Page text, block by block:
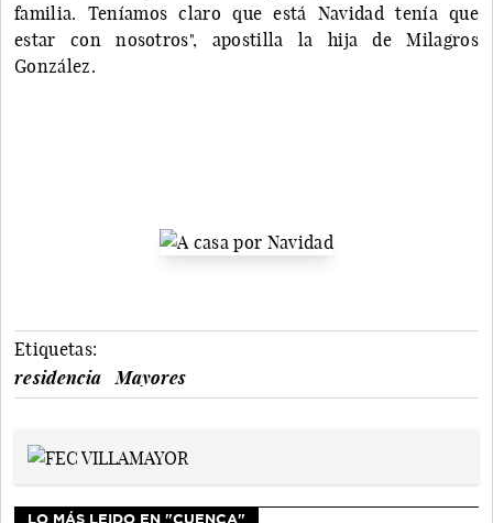
familia. Teníamos claro que está Navidad tenía que
estar con nosotros", apostilla la hija de Milagros
González.
Etiquetas:
residencia
Mayores
LO MÁS LEIDO EN "CUENCA"